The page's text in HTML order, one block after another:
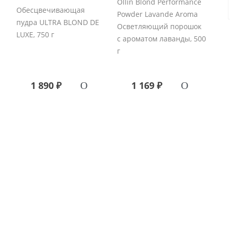
Обесцвечивающая
пудра ULTRA BLOND DE
LUXE, 750 г
1 890 ₽
Powder Lavande Aroma
Осветляющий порошок
с ароматом лаванды, 500
г
1 169 ₽